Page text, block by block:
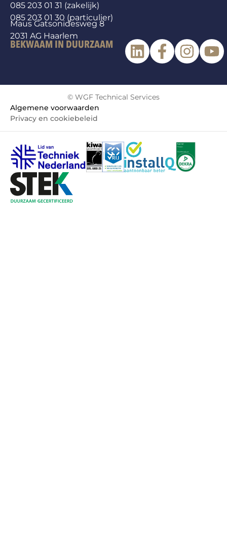
085 203 01 31 (zakelijk)
085 203 01 30 (particulier)
Maus Gatsonidesweg 8
2031 AG Haarlem
BEKWAAM IN DUURZAAM
© WGF Technical Services
Algemene voorwaarden
Privacy en cookiebeleid